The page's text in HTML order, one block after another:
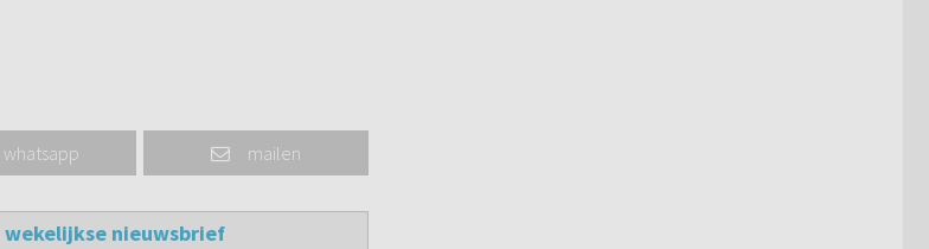
whatsapp mailen
wekelijkse nieuwsbrief